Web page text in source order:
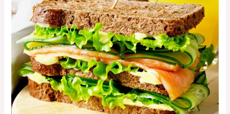
de
salmón
y
pepino
con
MayoVegana